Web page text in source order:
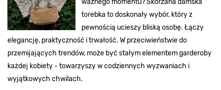
ważnego momentu? Skórzana damska
torebka to doskonały wybór, który z
pewnością ucieszy bliską osobę. Łączy
elegancję, praktyczność i trwałość. W przeciwieństwie do
przemijających trendów, może być stałym elementem garderoby
każdej kobiety - towarzyszy w codziennych wyzwaniach i
wyjątkowych chwilach.